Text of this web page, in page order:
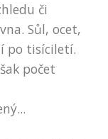
či
Sůl, ocet,
po tisíciletí.
počet